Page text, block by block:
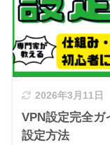
2026年3月11日
VPN設定完全ガ
設定方法